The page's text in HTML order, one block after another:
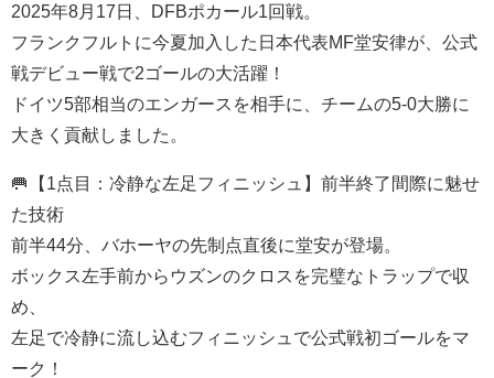
2025年8月17日、DFBポカール1回戦。
フランクフルトに今夏加入した日本代表MF堂安律が、公式
戦デビュー戦で2ゴールの大活躍！
ドイツ5部相当のエンガースを相手に、チームの5-0大勝に
大きく貢献しました。
🥅【1点目：冷静な左足フィニッシュ】前半終了間際に魅せ
た技術
前半44分、バホーヤの先制点直後に堂安が登場。
ボックス左手前からウズンのクロスを完璧なトラップで収
め、
左足で冷静に流し込むフィニッシュで公式戦初ゴールをマ
ーク！